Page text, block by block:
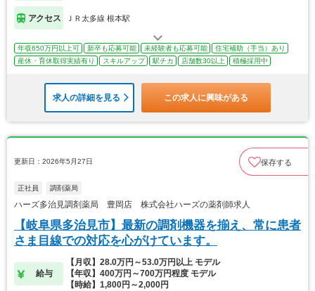
アクセス ＪＲ太多線 根本駅
年収650万円以上可 新卒も応募可能 未経験者も応募可能
住宅補助（手当）あり
産休・育休取得実績有り
スキルアップ 駅チカ 店舗数30以上 積極採用中
求人の詳細を見る この求人に興味がある
更新日：2026年5月27日 保存する
正社員 調剤薬局
ハーズ多治見調剤薬局 豊岡店 株式会社ハーズの薬剤師求人
【岐阜県多治見市】最新の調剤機器を揃え、常に患者
さま目線での対応を心がけています。
給与
【月収】28.0万円～53.0万円以上 モデル
【年収】400万円～700万円程度 モデル
【時給】1,800円～2,000円